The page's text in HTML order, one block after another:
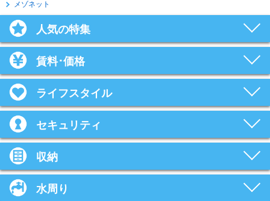
メゾネット
人気の特集
賃料･価格
ライフスタイル
セキュリティ
収納
水周り